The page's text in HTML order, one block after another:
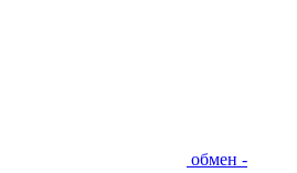
обмен -